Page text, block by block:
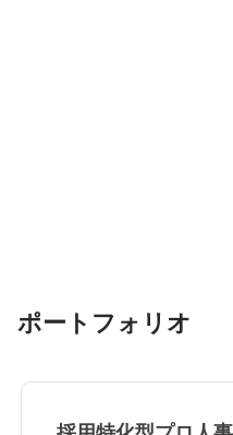
ポートフォリオ